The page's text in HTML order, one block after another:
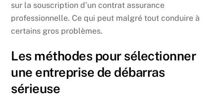
sur la souscription d’un contrat assurance
professionnelle. Ce qui peut malgré tout conduire à
certains gros problèmes.
Les méthodes pour sélectionner
une entreprise de débarras
sérieuse